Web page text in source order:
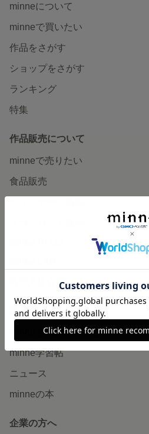
minneについて
minneで買いたい
作品をさがす
ショップをさがす
ランキング
特集
作品販売について
minneで売りたい
食品販売
販売支援企画・イベント
読みもの
minneとものづくりと
minne学習帖
ニュース
minneの本
企業の方へ